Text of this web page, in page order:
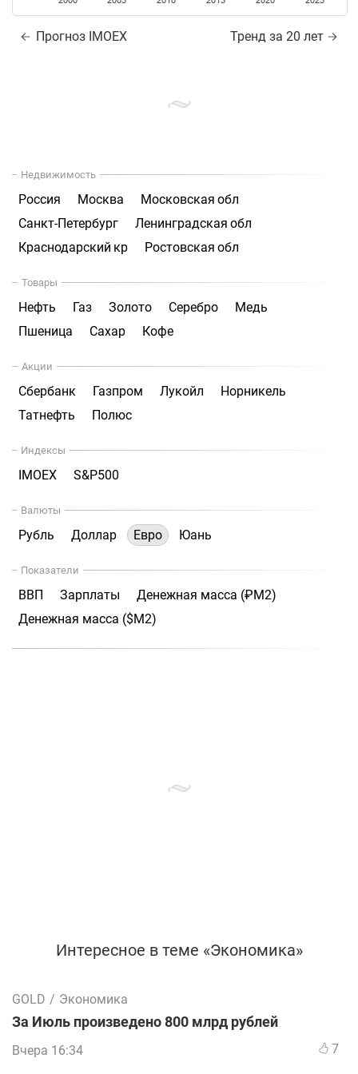
Прогноз IMOEX Тренд за 20 лет
Недвижимость
Россия Москва
Московская обл
Санкт-Петербург
Ленинградская обл
Краснодарский кр
Ростовская обл
Товары
Нефть Газ Золото Серебро
Медь
Пшеница
Сахар Кофе
Акции
Сбербанк Газпром Лукойл
Норникель
Татнефть
Полюс
Индексы
IMOEX S&P500
Валюты
Рубль Доллар Евро Юань
Показатели
ВВП Зарплаты
Денежная масса (₽М2)
Денежная масса ($М2)
Интересное в теме «Экономика»
GOLD / Экономика
За Июль произведено 800 млрд рублей
Вчера 16:34 7